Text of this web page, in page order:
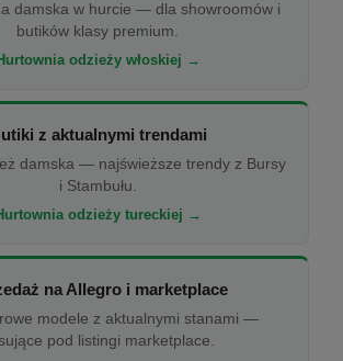
damska w hurcie — dla showroomów i
butików klasy premium.
odzieży włoskiej →
z aktualnymi trendami
damska — najświeższe trendy z Bursy
i Stambułu.
odzieży tureckiej →
na Allegro i marketplace
modele z aktualnymi stanami —
pod listingi marketplace.